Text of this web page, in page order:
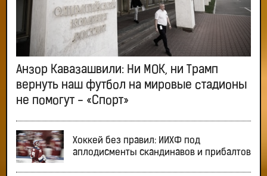
Анзор Кавазашвили: Ни МОК, ни Трамп
вернуть наш футбол на мировые стадионы
не помогут - «Спорт»
Хоккей без правил: ИИХФ под
аплодисменты скандинавов и прибалтов